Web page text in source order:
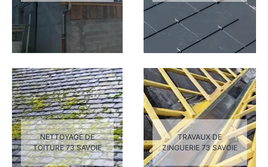
NETTOYAGE DE
TOITURE 73 SAVOIE
TRAVAUX DE
ZINGUERIE 73 SAVOIE